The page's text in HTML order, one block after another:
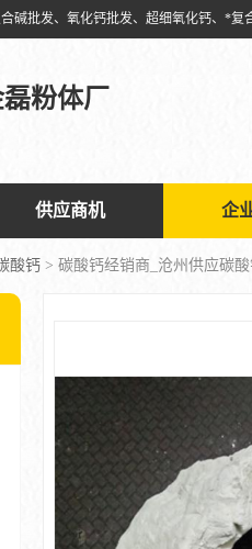
粉体厂
供应商机 企
酸钙 > 碳酸钙经销商_沧州供应碳